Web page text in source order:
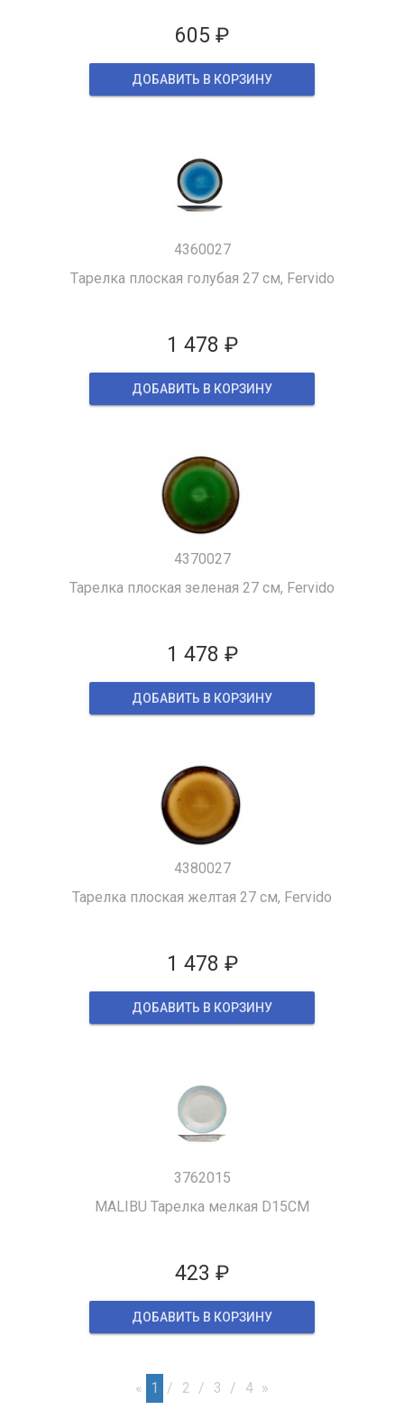
605 ₽
ДОБАВИТЬ В КОРЗИНУ
4360027
Tарелка плоская голубая 27 см, Fervido
1 478 ₽
ДОБАВИТЬ В КОРЗИНУ
4370027
Тарелка плоская зеленая 27 см, Fervido
1 478 ₽
ДОБАВИТЬ В КОРЗИНУ
4380027
Тарелка плоская желтая 27 см, Fervido
1 478 ₽
ДОБАВИТЬ В КОРЗИНУ
3762015
MALIBU Тарелка мелкая D15CM
423 ₽
ДОБАВИТЬ В КОРЗИНУ
« 1 2 3 4 »